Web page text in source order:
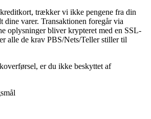
trækker vi ikke pengene fra din
dine varer. Transaktionen foregår via
oplysninger bliver krypteret med en SSL-
alle de krav PBS/Nets/Teller stiller til
er du ikke beskyttet af